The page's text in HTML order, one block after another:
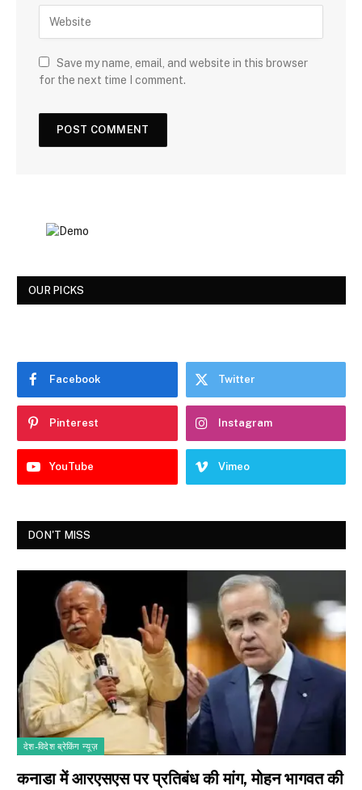
Save my name, email, and website in this browser
for the next time I comment.
OUR PICKS
Facebook Twitter
Pinterest Instagram
YouTube Vimeo
DON'T MISS
देश-विदेश ब्रेकिंग न्यूज़
कनाडा में आरएसएस पर प्रतिबंध की मांग, मोहन भागवत की